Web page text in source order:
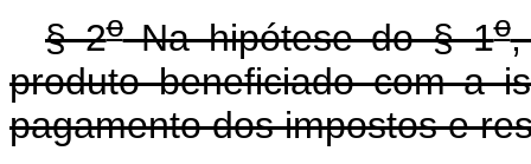
§ 2oNa hipótese do § 1o,
produto beneficiado com a
pagamento dos impostos e